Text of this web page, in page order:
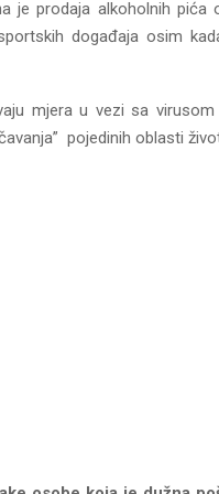
je prodaja alkoholnih
događaja osim
mjera u vezi sa
pojedinih oblasti